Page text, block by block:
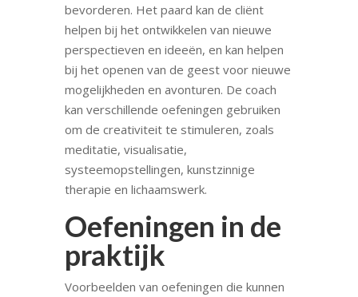
bevorderen. Het paard kan de cliënt
helpen bij het ontwikkelen van nieuwe
perspectieven en ideeën, en kan helpen
bij het openen van de geest voor nieuwe
mogelijkheden en avonturen. De coach
kan verschillende oefeningen gebruiken
om de creativiteit te stimuleren, zoals
meditatie, visualisatie,
systeemopstellingen, kunstzinnige
therapie en lichaamswerk.
Oefeningen in de
praktijk
Voorbeelden van oefeningen die kunnen